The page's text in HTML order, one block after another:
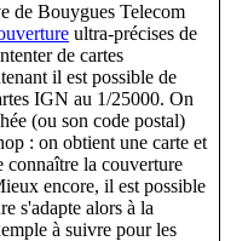
de Bouygues Telecom
ultra-précises de
de cartes
il est possible de
IGN au 1/25000. On
(ou son code postal)
: on obtient une carte et
connaître la couverture
encore, il est possible
s'adapte alors à la
à suivre pour les